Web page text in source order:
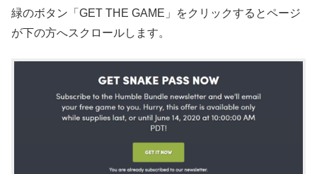
緑のボタン「GET THE GAME」をクリックするとページ
が下の方へスクロールします。